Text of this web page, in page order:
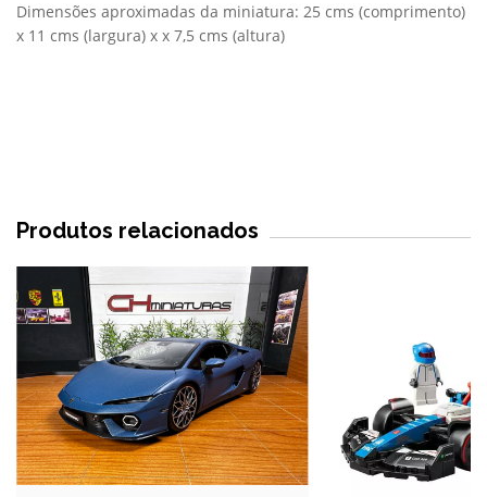
Dimensões aproximadas da miniatura: 25 cms (comprimento)
x 11 cms (largura) x x 7,5 cms (altura)
Produtos relacionados